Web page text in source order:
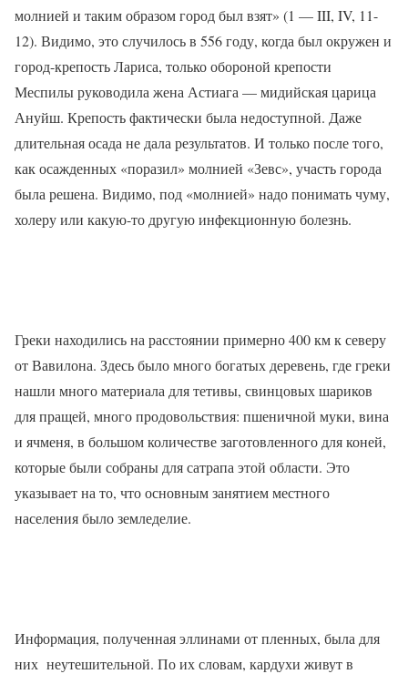
молнией и таким образом город был взят» (1 —III, IV, 11-
12). Видимо, это случилось в 556 году, когда был окружен и
город-крепость Лариса, только обороной крепости
Меспилы руководила жена Астиага — мидийская царица
Ануйш. Крепость фактически была недоступной. Даже
длительная осада не дала результатов. И только после того,
как осажденных «поразил» молнией «Зевс», участь города
была решена. Видимо, под «молнией» надо понимать чуму,
холеру или какую-то другую инфекционную болезнь.
Греки находились на расстоянии примерно 400 км к северу
от Вавилона. Здесь было много богатых деревень, где греки
нашли много материала для тетивы, свинцовых шариков
для пращей, много продовольствия: пшеничной муки, вина
и ячменя, в большом количестве заготовленного для коней,
которые были собраны для сатрапа этой области. Это
указывает на то, что основным занятием местного
населения было земледелие.
Информация, полученная эллинами от пленных, была для
них неутешительной. По их словам, кардухи живут в